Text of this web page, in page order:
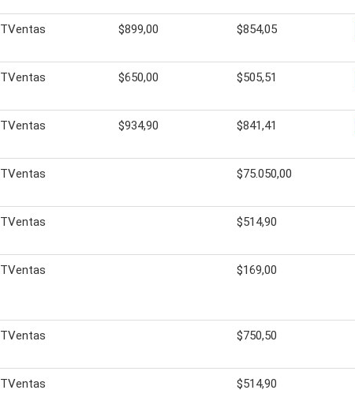
TVentas $899,00 $854,05
TVentas $650,00 $505,51
TVentas $934,90 $841,41
TVentas $75.050,00
TVentas $514,90
TVentas $169,00
TVentas $750,50
TVentas $514,90